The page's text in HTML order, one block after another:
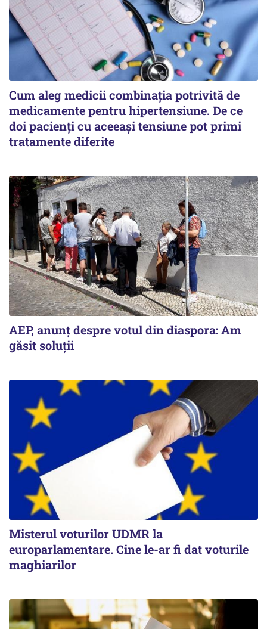
Cum aleg medicii combinația potrivită de
medicamente pentru hipertensiune. De ce
doi pacienți cu aceeași tensiune pot primi
tratamente diferite
AEP, anunţ despre votul din diaspora: Am
găsit soluţii
Misterul voturilor UDMR la
europarlamentare. Cine le-ar fi dat voturile
maghiarilor